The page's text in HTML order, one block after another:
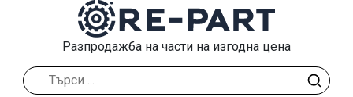
Разпродажба на части на изгодна цена